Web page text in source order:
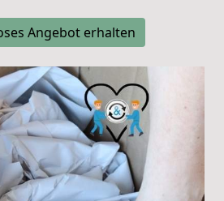
Angebot erhalten